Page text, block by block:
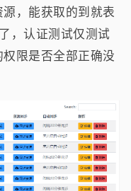
，能获取的到就表
，认证测试仅测试
限是否全部正确没